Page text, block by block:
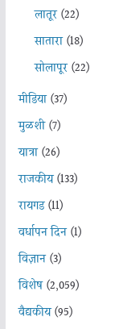
लातूर(22)
सातारा(18)
सोलापूर(22)
मीडिया(37)
मुळशी(7)
यात्रा(26)
राजकीय(133)
रायगड(11)
वर्धापन दिन(1)
विज्ञान(3)
विशेष(2,059)
वैद्यकीय(95)